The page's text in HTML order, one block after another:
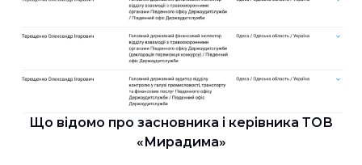
Що відомо про засновника і керівника ТОВ
«Мирадима»